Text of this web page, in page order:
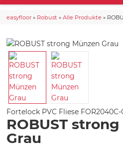
easyfloor » Robust »Alle Produkte »
Fortelock PVC Fliese FOR2040C-
ROBUST
Grau